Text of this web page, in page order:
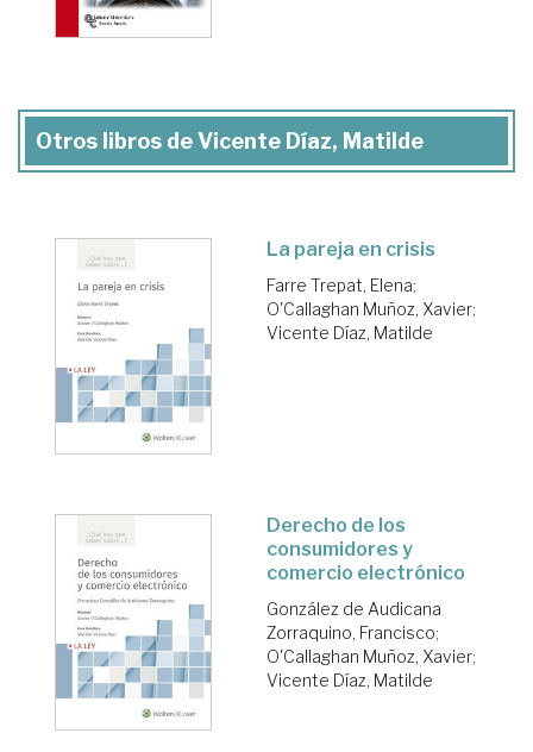
Otros libros de Vicente Díaz, Matilde
La pareja en crisis
Farre Trepat, Elena;
O'Callaghan Muñoz, Xavier;
Vicente Díaz, Matilde
Derecho de los
consumidores y
comercio electrónico
González de Audicana
Zorraquino, Francisco;
O'Callaghan Muñoz, Xavier;
Vicente Díaz, Matilde